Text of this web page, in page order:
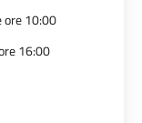
ore 10:00
16:00